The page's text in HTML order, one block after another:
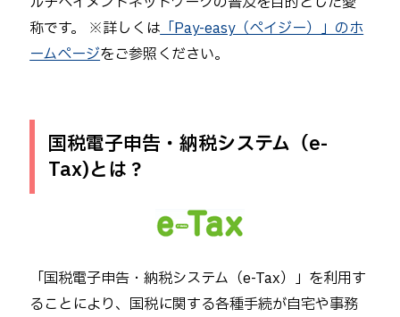
称です。 ※詳しくは「Pay-easy（ペイジー）」のホ
ームページをご参照ください。
国税電子申告・納税システム（e-
Tax)とは？
「国税電子申告・納税システム（e-Tax）」を利用す
ることにより、国税に関する各種手続が自宅や事務